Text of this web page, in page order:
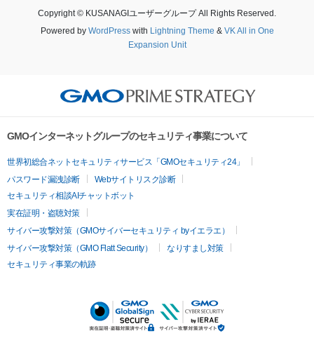
Copyright © KUSANAGIユーザーグループ All Rights Reserved.
Powered by WordPresswith Lightning Theme & VK All in One
Expansion Unit
GMOインターネットグループのセキュリティ事業について
世界初総合ネットセキュリティサービス「GMOセキュリティ24」
パスワード漏洩診断
Webサイトリスク診断
セキュリティ相談AIチャットボット
実在証明・盗聴対策
サイバー攻撃対策（GMOサイバーセキュリティ byイエラエ）
サイバー攻撃対策（GMO Flatt Security）
なりすまし対策
セキュリティ事業の軌跡